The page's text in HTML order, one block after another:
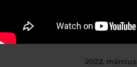
2022. március